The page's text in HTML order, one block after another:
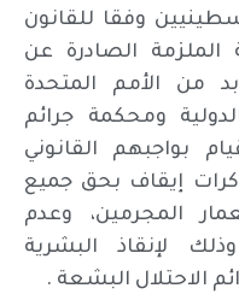
وفقا للقانون
الملزمة الصادرة عن
من الأمم المتحدة
ومحكمة جرائم
بواجبهم القانوني
إيقاف بحق جميع
المجرمين، وعدم
لإنقاذ البشرية
الاحتلال البشعة .